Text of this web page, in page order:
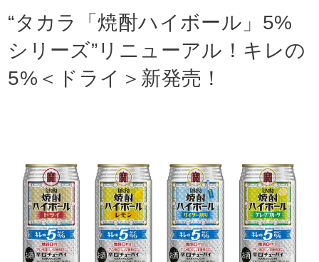
“タカラ「焼酎ハイボール」5%
シリーズ”リニューアル！キレの
5%＜ドライ＞新発売！